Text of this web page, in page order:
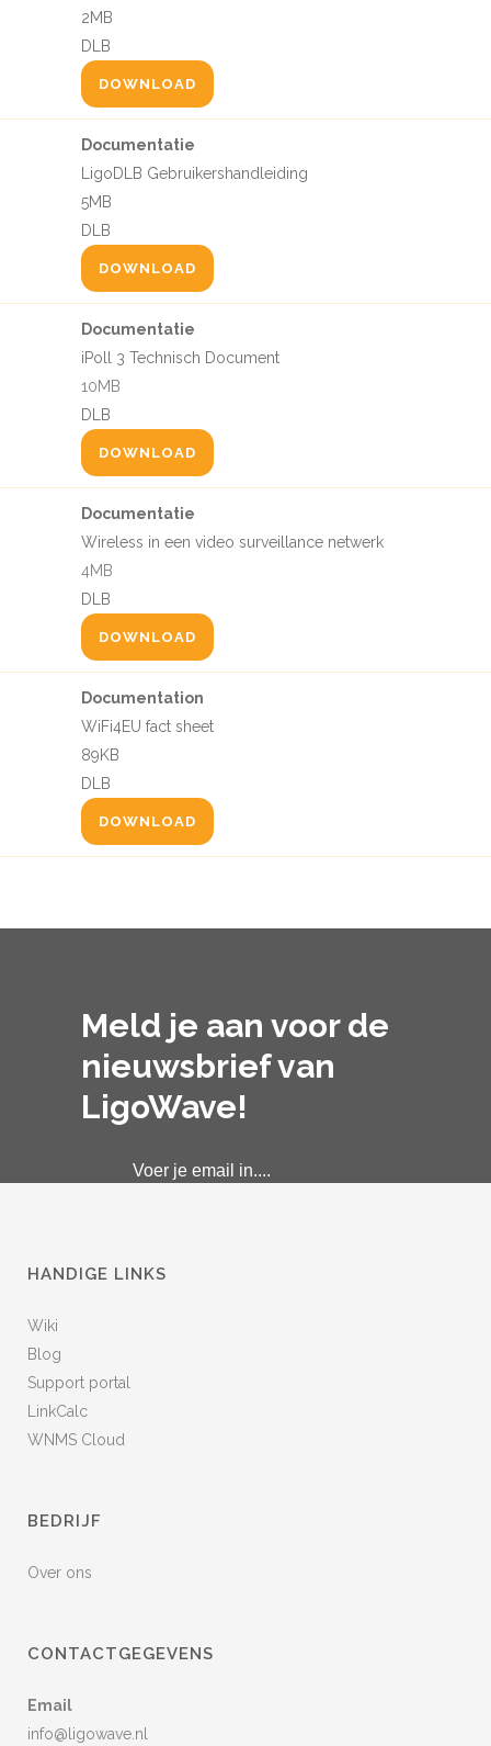
2MB
DLB
DOWNLOAD
Documentatie
LigoDLB Gebruikershandleiding
5MB
DLB
DOWNLOAD
Documentatie
iPoll 3 Technisch Document
10MB
DLB
DOWNLOAD
Documentatie
Wireless in een video surveillance netwerk
4MB
DLB
DOWNLOAD
Documentation
WiFi4EU fact sheet
89KB
DLB
DOWNLOAD
Meld je aan voor de
nieuwsbrief van
LigoWave!
HANDIGE LINKS
Wiki
Blog
Support portal
LinkCalc
WNMS Cloud
BEDRIJF
Over ons
CONTACTGEGEVENS
Email
info@ligowave.nl